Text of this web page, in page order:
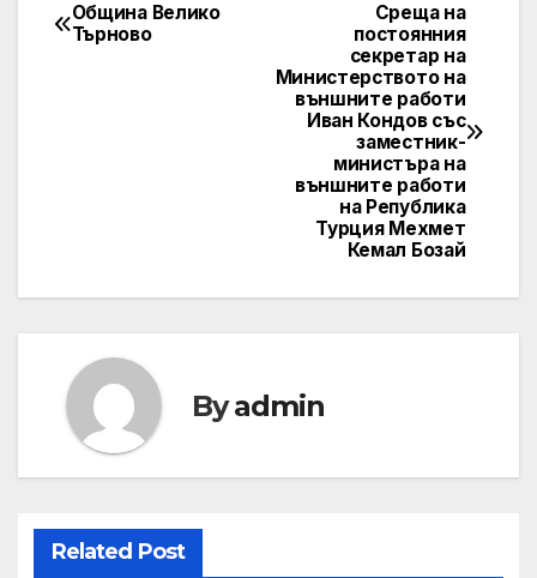
Post
Среща на
постоянния
секретар на
Министерството на
външните работи
Иван Кондов със
заместник-
министъра на
външните работи
на Република
Турция Мехмет
Кемал Бозай
Община Велико
Търново
Byadmin
Related Post